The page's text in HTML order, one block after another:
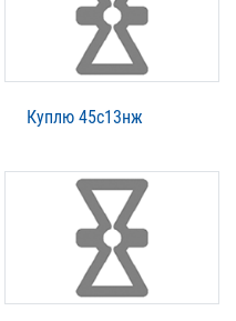
Куплю 45с13нж